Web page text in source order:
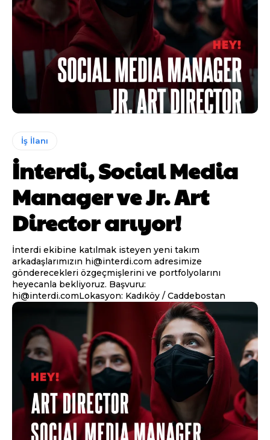
İş İlanı
İnterdi, Social Media
Manager ve Jr. Art
Director arıyor!
İnterdi ekibine katılmak isteyen yeni takım
arkadaşlarımızın hi@interdi.com adresimize
gönderecekleri özgeçmişlerini ve portfolyolarını
heyecanla bekliyoruz. Başvuru:
hi@interdi.comLokasyon: Kadıköy / Caddebostan